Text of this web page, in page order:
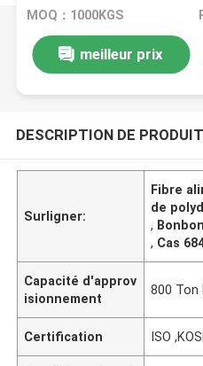
MOQ：1000KGS
meilleur prix
DESCRIPTION DE PRODUIT
Surligner:
Fibre
de
,
, Cas
Capacité d'approv
isionnement
800 Ton
Certification ISO